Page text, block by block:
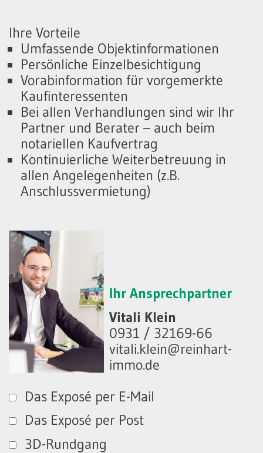
Ihre Vorteile
Umfassende Objektinformationen
Persönliche Einzelbesichtigung
Vorabinformation für vorgemerkte
Kaufinteressenten
Bei allen Verhandlungen sind wir Ihr
Partner und Berater – auch beim
notariellen Kaufvertrag
Kontinuierliche Weiterbetreuung in
allen Angelegenheiten (z.B.
Anschlussvermietung)
Ihr Ansprechpartner
Vitali Klein
0931 / 32169-66
vitali.klein@reinhart-
immo.de
Das Exposé per E-Mail
Das Exposé per Post
3D-Rundgang